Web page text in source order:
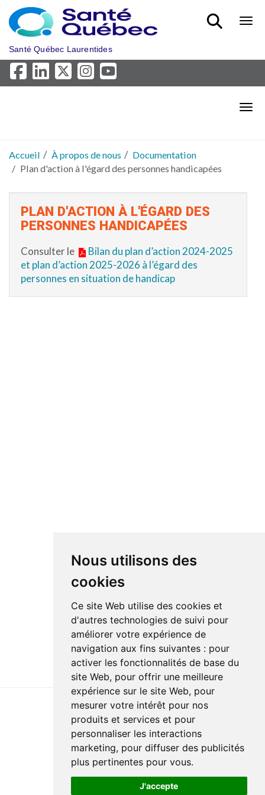
Nous utilisons des
cookies
Ce site Web utilise des cookies et
d'autres technologies de suivi pour
améliorer votre expérience de
navigation aux fins suivantes : pour
activer les fonctionnalités de base du
site Web, pour offrir une meilleure
expérience sur le site Web, pour
mesurer votre intérêt pour nos
produits et services et pour
personnaliser les interactions
marketing, pour diffuser des publicités
plus pertinentes pour vous.
J'accepte
Aller au menu principal
Santé Québec Laurentides
Accueil À propos de nous
Documentation
Plan d'action à l'égard des personnes handicapées
PLAN D'ACTION À L'ÉGARD DES
PERSONNES HANDICAPÉES
Consulter le
Bilan du plan d’action 2024-2025
et plan d’action 2025-2026 à l’égard des
personnes en situation de handicap
Dernière mise à jour : 24 mars 2025
Accessibilité
Documentation
Réalisation du site